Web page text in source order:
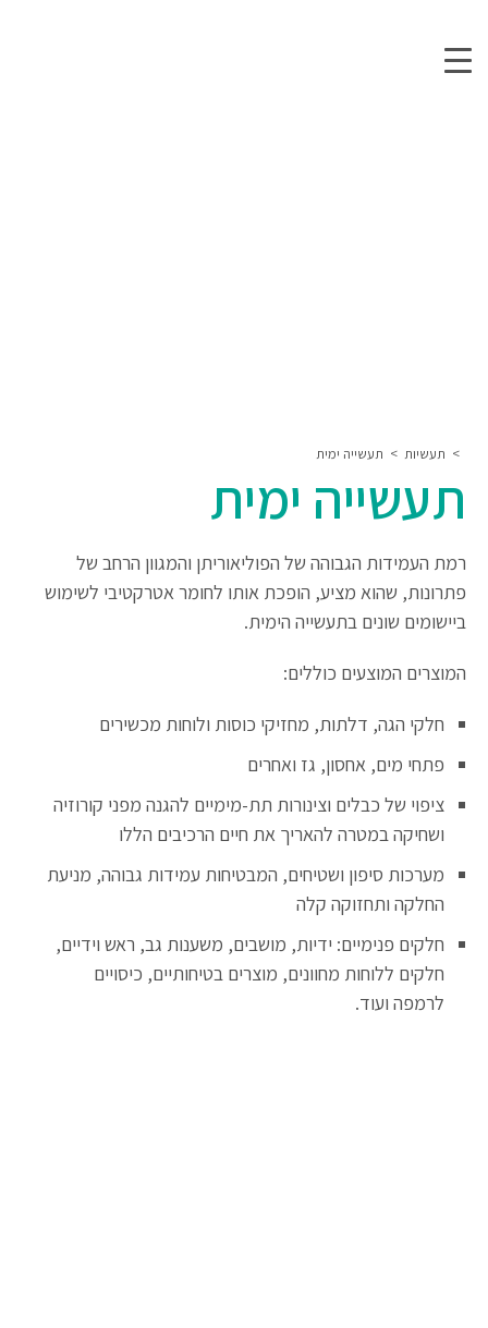
> תעשיות > תעשייה ימית
תעשייה ימית
רמת העמידות הגבוהה של הפוליאוריתן והמגוון הרחב של
פתרונות, שהוא מציע, הופכת אותו לחומר אטרקטיבי לשימוש
ביישומים שונים בתעשייה הימית.
המוצרים המוצעים כוללים:
חלקי הגה, דלתות, מחזיקי כוסות ולוחות מכשירים
פתחי מים, אחסון, גז ואחרים
ציפוי של כבלים וצינורות תת-מימיים להגנה מפני קורוזיה
ושחיקה במטרה להאריך את חיים הרכיבים הללו
מערכות סיפון ושטיחים, המבטיחות עמידות גבוהה, מניעת
החלקה ותחזוקה קלה
חלקים פנימיים: ידיות, מושבים, משענות גב, ראש וידיים,
חלקים ללוחות מחוונים, מוצרים בטיחותיים, כיסויים
לרמפה ועוד.